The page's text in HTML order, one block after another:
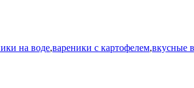
на воде,вареники с картофелем,вкусные